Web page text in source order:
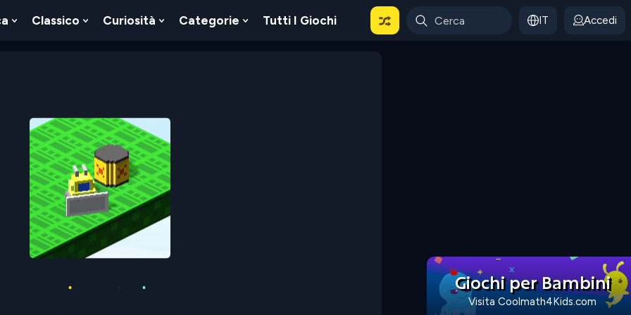
Show
Classico
Show
Curiosità
Show
Categorie
Show
Tutti I Giochi IT Accedi
Giochi per Bambini
Visita Coolmath4Kids.com